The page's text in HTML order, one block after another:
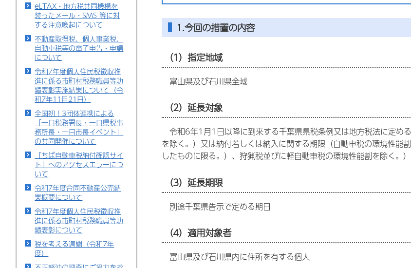
eLTAX・地方税共同機構を
装ったメール・SMS 等に対
する注意喚起について
不動産取得税、個人事業税、
自動車税等の電子申告・申請
について
令和7年度個人住民税徴収推
進に係る市町村税務職員等功
績表彰実施結果について（令
和7年11月21日）
全国初！3団体連携による
「一日税務署長・一日県税事
務所長・一日市長イベント」
の共同開催について
「ちば自動車税納付確認サイ
ト」へのアクセスエラーにつ
いて
令和7年度合同不動産公売結
果概要について
令和7年度個人住民税徴収推
進に係る市町村税務職員等功
績表彰について
税を考える週間（令和7年
度）
1.今回の措置の内容
（1）指定地域
富山県及び石川県全域
（2）延長対象
令和6年1月1日以降に到来する千葉県県税条例又は地方税法に定め
を除く。）又は納付若しくは納入に関する期限（自動車税の環境性
したものに限る。）、狩猟税並びに軽自動車税の環境性能割を除く。）
（3）延長期限
別途千葉県告示で定める期日
（4）適用対象者
富山県及び石川県内に住所を有する個人